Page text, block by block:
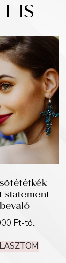
IS
statement
Ft-tól